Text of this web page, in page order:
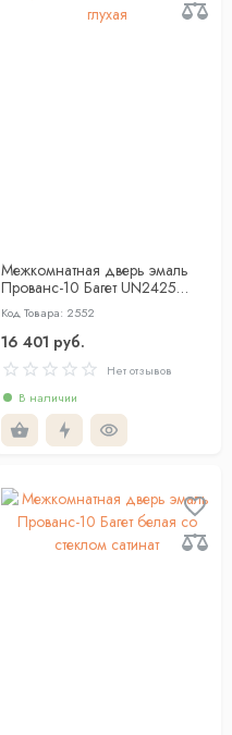
Межкомнатная дверь эмаль
Прованс-10 Багет UN2425
глухая
Код Товара: 2552
16 401 руб.
Нет отзывов
В наличии